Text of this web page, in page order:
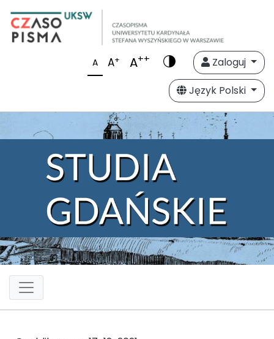
A A+ A++
Zaloguj
Język Polski